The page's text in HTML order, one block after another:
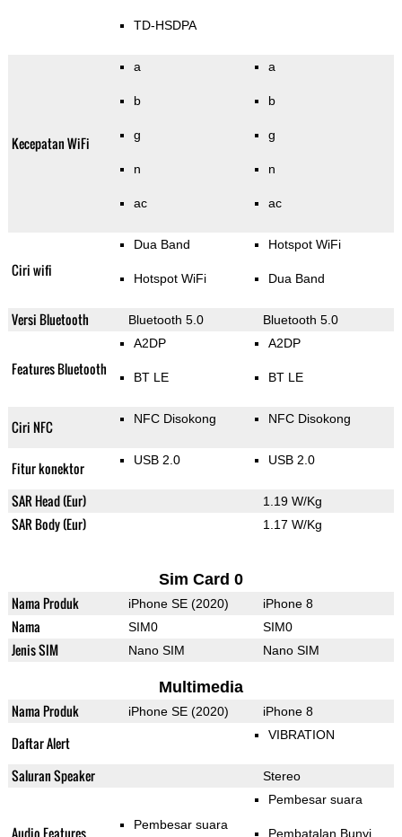
TD-HSDPA
Kecepatan WiFi
a
b
g
n
ac
a
b
g
n
ac
Ciri wifi
Dua Band
Hotspot WiFi
Hotspot WiFi
Dua Band
Versi Bluetooth Bluetooth 5.0 Bluetooth 5.0
Features Bluetooth
A2DP
BT LE
A2DP
BT LE
Ciri NFC NFC Disokong NFC Disokong
Fitur konektor USB 2.0 USB 2.0
SAR Head (Eur) 1.19 W/Kg
SAR Body (Eur) 1.17 W/Kg
Sim Card 0
Nama Produk iPhone SE (2020) iPhone 8
Nama SIM0 SIM0
Jenis SIM Nano SIM Nano SIM
Multimedia
Nama Produk iPhone SE (2020) iPhone 8
Daftar Alert VIBRATION
Saluran Speaker Stereo
Audio Features Pembesar suara
Pembesar suara
Pembatalan Bunyi